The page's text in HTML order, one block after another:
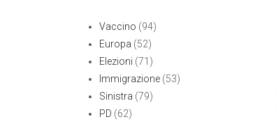
Vaccino (94)
Europa (52)
Elezioni (71)
Immigrazione (53)
Sinistra (79)
PD (62)